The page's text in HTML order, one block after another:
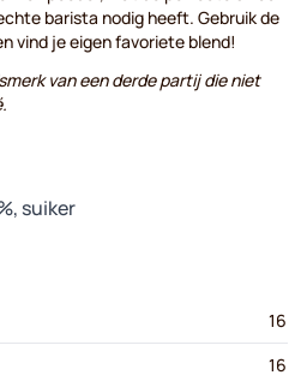
barista nodig heeft. Gebruik de
vind je eigen favoriete blend!
van een derde partij die niet
suiker
16
16